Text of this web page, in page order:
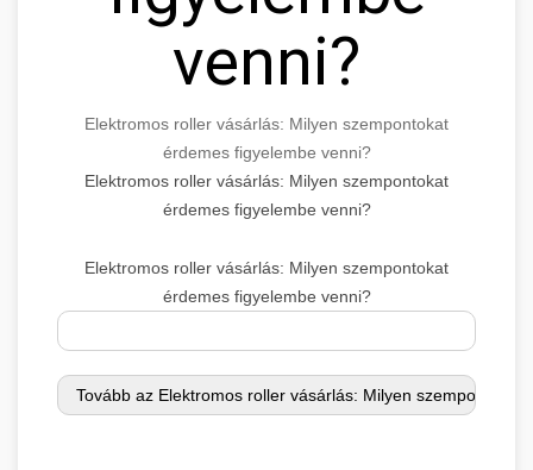
venni?
Elektromos roller vásárlás: Milyen szempontokat
érdemes figyelembe venni?
Elektromos roller vásárlás: Milyen szempontokat
érdemes figyelembe venni?
Elektromos roller vásárlás: Milyen szempontokat
érdemes figyelembe venni?